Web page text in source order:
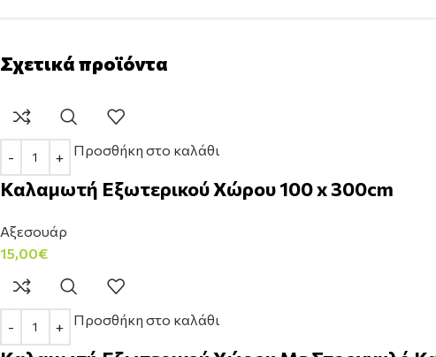
Σχετικά προϊόντα
Προσθήκη στο καλάθι
Καλαμωτή Εξωτερικού Χώρου 100 x 300cm
Αξεσουάρ
15,00€
Προσθήκη στο καλάθι